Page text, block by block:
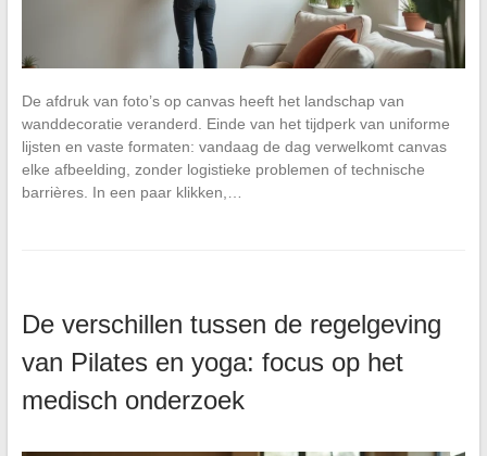
De afdruk van foto’s op canvas heeft het landschap van
wanddecoratie veranderd. Einde van het tijdperk van uniforme
lijsten en vaste formaten: vandaag de dag verwelkomt canvas
elke afbeelding, zonder logistieke problemen of technische
barrières. In een paar klikken,…
De verschillen tussen de regelgeving
van Pilates en yoga: focus op het
medisch onderzoek